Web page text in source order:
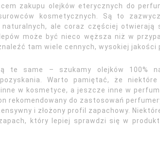
zakupu olejków eterycznych do
kosmetycznych. Są to
ale coraz częściej otwierają
może być nieco węższa niż w
tam wiele cennych, wysokiej jakości
te same – szukamy olejków 100%
Warto pamiętać, że
w kosmetyce, a jeszcze inne w
rekomendowany do zastosowań
i złożony profil zapachowy.
który lepiej sprawdzi się w